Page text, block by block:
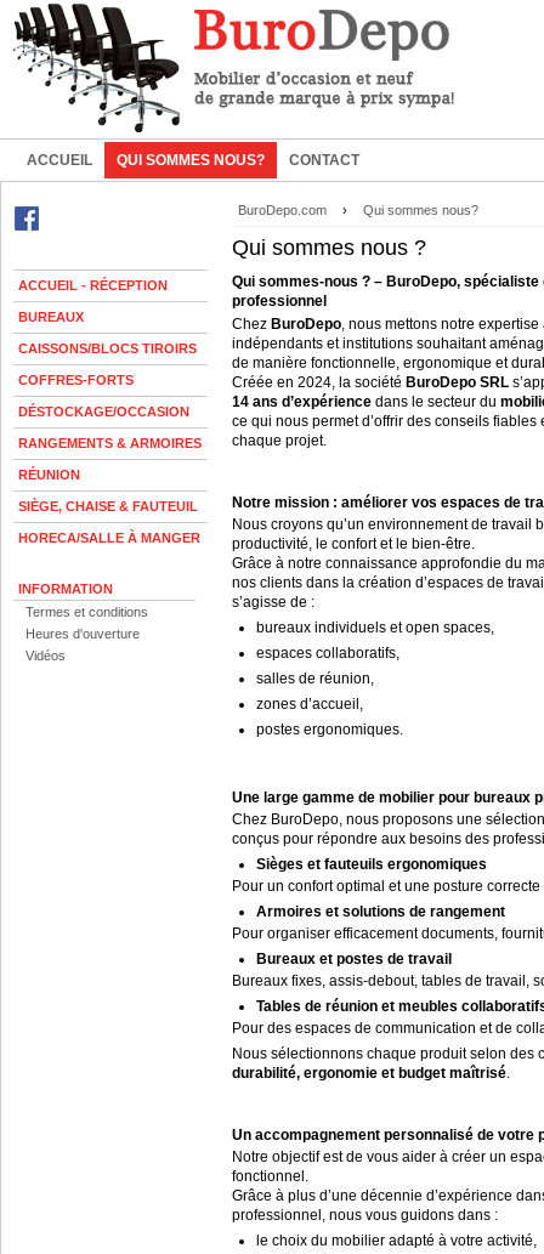
ACCUEIL QUI SOMMES NOUS? CONTACT
ACCUEIL - RÉCEPTION
BUREAUX
CAISSONS/BLOCS TIROIRS
COFFRES-FORTS
DÉSTOCKAGE/OCCASION
RANGEMENTS & ARMOIRES
RÉUNION
SIÈGE, CHAISE & FAUTEUIL
HORECA/SALLE À MANGER
INFORMATION
Termes et conditions
Heures d'ouverture
Vidéos
BuroDepo.com › Qui sommes nous?
Qui sommes nous ?
Qui sommes-nous ? – BuroDepo,
professionnel
Chez BuroDepo, nous mettons notre
indépendants et institutions souhaitant
de manière fonctionnelle, ergonomique et
Créée en 2024, la société BuroDepo SRL
14 ans d’expérience dans le secteur du
ce qui nous permet d’offrir des conseils
chaque projet.
Notre mission : améliorer vos espaces de
Nous croyons qu’un environnement de travail
productivité, le confort et le bien-être.
Grâce à notre connaissance approfondie du
nos clients dans la création d’espaces de
s’agisse de :
bureaux individuels et open spaces,
espaces collaboratifs,
salles de réunion,
zones d’accueil,
postes ergonomiques.
Une large gamme de mobilier pour bureaux
Chez BuroDepo, nous proposons une
conçus pour répondre aux besoins des
Sièges et fauteuils ergonomiques
Pour un confort optimal et une posture
Armoires et solutions de rangement
Pour organiser efficacement documents,
Bureaux et postes de travail
Bureaux fixes, assis-debout, tables de travail,
Tables de réunion et meubles
Pour des espaces de communication et de
Nous sélectionnons chaque produit selon des
durabilité, ergonomie et budget maîtrisé.
Un accompagnement personnalisé de votre
Notre objectif est de vous aider à créer un
fonctionnel.
Grâce à plus d’une décennie d’expérience
professionnel, nous vous guidons dans :
le choix du mobilier adapté à votre activité,